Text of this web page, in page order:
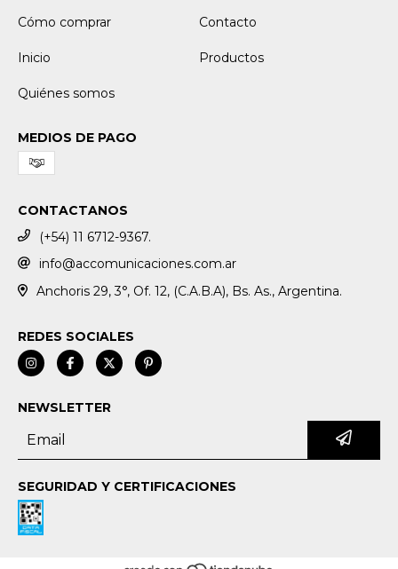
Cómo comprar
Contacto
Inicio Productos
Quiénes somos
MEDIOS DE PAGO
CONTACTANOS
(+54) 11 6712-9367.
info@accomunicaciones.com.ar
Anchoris 29, 3°, Of. 12, (C.A.B.A), Bs. As., Argentina.
REDES SOCIALES
NEWSLETTER
SEGURIDAD Y CERTIFICACIONES